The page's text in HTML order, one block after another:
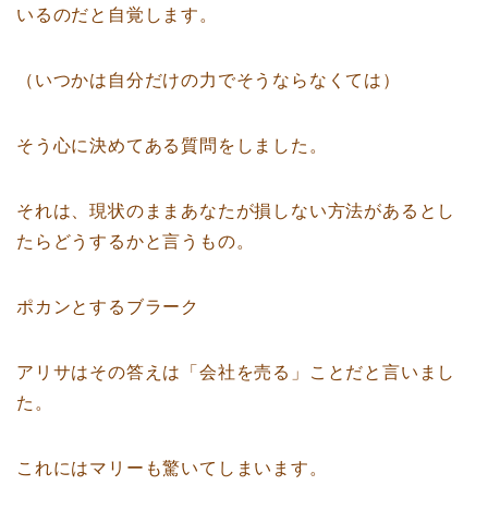
いるのだと自覚します。
（いつかは自分だけの力でそうならなくては）
そう心に決めてある質問をしました。
それは、現状のままあなたが損しない方法があるとし
たらどうするかと言うもの。
ポカンとするブラーク
アリサはその答えは「会社を売る」ことだと言いまし
た。
これにはマリーも驚いてしまいます。